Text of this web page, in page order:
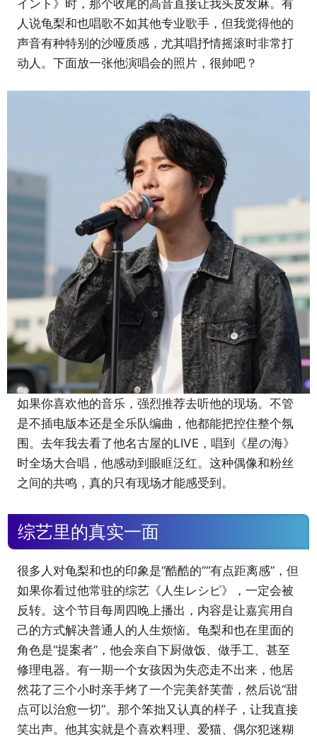
イント》时，那个收尾的高音直接让我头皮发麻。有
人说龟梨和也唱歌不如其他专业歌手，但我觉得他的
声音有种特别的沙哑质感，尤其唱抒情摇滚时非常打
动人。下面放一张他演唱会的照片，很帅吧？
如果你喜欢他的音乐，强烈推荐去听他的现场。不管
是不插电版本还是全乐队编曲，他都能把控住整个氛
围。去年我去看了他名古屋的LIVE，唱到《星の海》
时全场大合唱，他感动到眼眶泛红。这种偶像和粉丝
之间的共鸣，真的只有现场才能感受到。
综艺里的真实一面
很多人对龟梨和也的印象是“酷酷的”“有点距离感”，但
如果你看过他常驻的综艺《人生レシピ》，一定会被
反转。这个节目每周四晚上播出，内容是让嘉宾用自
己的方式解决普通人的人生烦恼。龟梨和也在里面的
角色是“提案者”，他会亲自下厨做饭、做手工、甚至
修理电器。有一期一个女孩因为失恋走不出来，他居
然花了三个小时亲手烤了一个完美舒芙蕾，然后说“甜
点可以治愈一切”。那个笨拙又认真的样子，让我直接
笑出声。他其实就是个喜欢料理、爱猫、偶尔犯迷糊